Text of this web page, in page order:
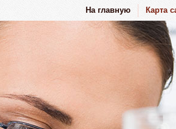
На главную Карта